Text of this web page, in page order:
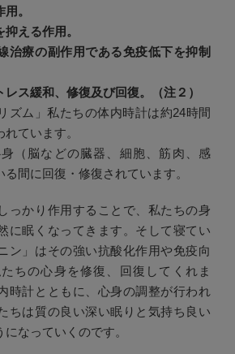
。
える作用。
治療の副作用である免疫低下を抑制
レス緩和、修復及び回復。（注２）
ズム」私たちの体内時計は約24時間
ています。
（脳などの臓器、細胞、筋肉、感
間に回復・修復されています。
っかり作用することで、私たちの身
に眠くなってきます。そして寝てい
ン」はその強い抗酸化作用や免疫向
ちの心身を修復、回復してくれま
時計とともに、心身の調整が行われ
ちは質の良い深い眠りと気持ち良い
なっていくのです。